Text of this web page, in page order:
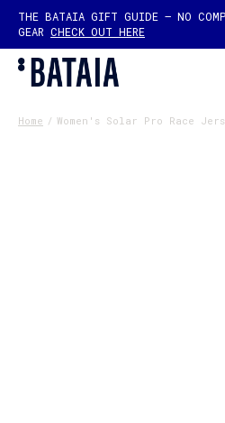
THE BATAIA GIFT GUIDE — NO
GEAR CHECK OUT HERE
Home / Women's Solar Pro Race